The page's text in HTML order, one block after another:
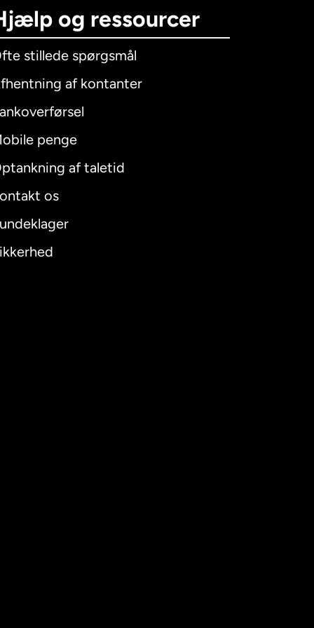
og ressourcer
stillede spørgsmål
af kontanter
penge
af taletid
os